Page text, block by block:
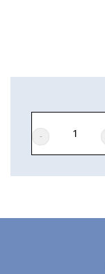
Charlas
temas